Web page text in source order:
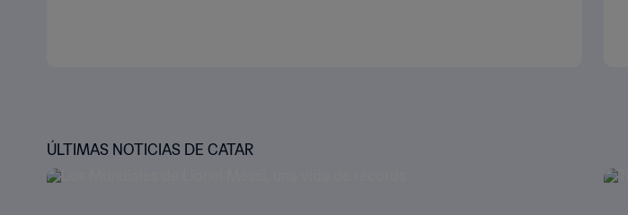
ÚLTIMAS NOTICIAS DE CATAR